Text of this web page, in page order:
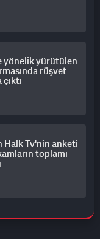
yönelik yürütülen
rüşvet
Halk Tv'nin anketi
toplamı